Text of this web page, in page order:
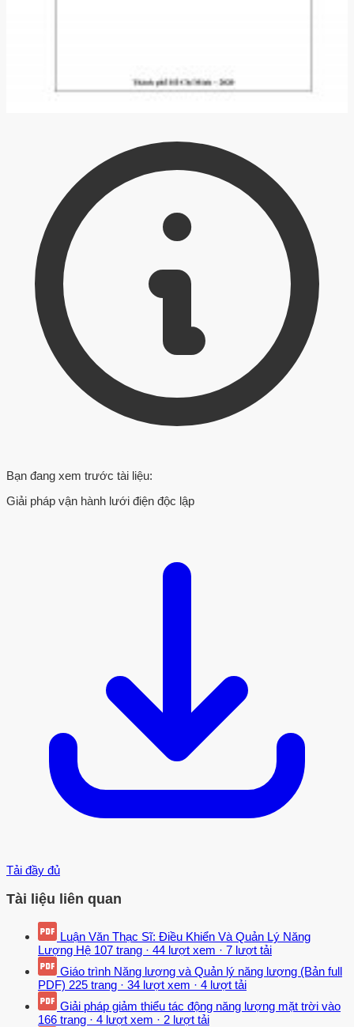
Bạn đang xem trước tài liệu:
Giải pháp vận hành lưới điện độc lập
Tải đầy đủ
Tài liệu liên quan
Luận Văn Thạc Sĩ: Điều Khiển Và Quản Lý Năng
Lượng Hệ 107 trang · 44 lượt xem · 7 lượt tải
Giáo trình Năng lượng và Quản lý năng lượng (Bản full
PDF) 225 trang · 34 lượt xem · 4 lượt tải
Giải pháp giảm thiểu tác động năng lượng mặt trời vào
166 trang · 4 lượt xem · 2 lượt tải